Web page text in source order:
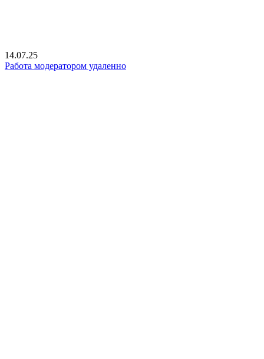
14.07.25
Работа модератором удаленно